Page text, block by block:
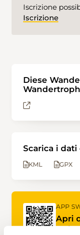
Iscrizione
Iscrizione
Diese
Scarica i dati
KML GPX
APP
Apri